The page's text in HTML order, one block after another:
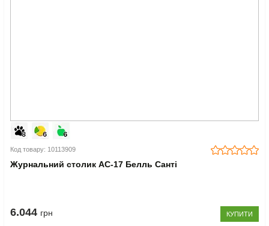
Код товару: 10113909
Журнальний столик АС-17 Белль Санті
6.044 грн КУПИТИ